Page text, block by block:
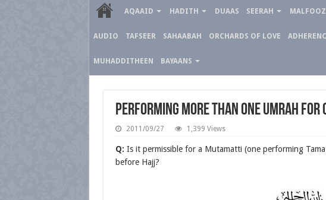
AQAAID HADITH DUAAS SEERAH
AUDIO TAFSEER SAHAABAH ORCHARDS OF LOVE
MUHADDITHEEN BAYAANS
Performing more than one Umrah for
2011/09/27 1,399 Views
Q: Is it permissible for a Mutamatti (one performing
before Hajj?